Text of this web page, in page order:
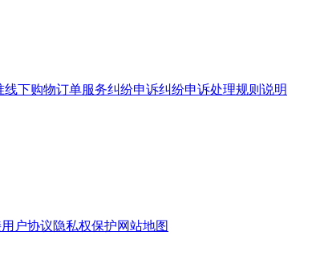
线下购物订单服务纠纷申诉纠纷申诉处理规则说明
用户协议隐私权保护网站地图